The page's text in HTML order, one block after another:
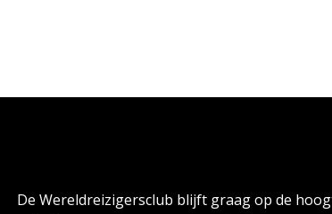
De Wereldreizigersclub blijft graag op de